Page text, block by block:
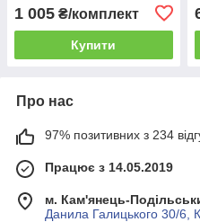
1 005 ₴/комплект
Купити
Про нас
97% позитивних з 234
Працює з 14.05.2019
м. Кам'янець-
Данила Галицького 30/6,